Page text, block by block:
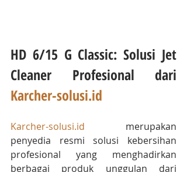
HD 6/15 G Classic: Solusi Jet
Karcher-solusi.id
Karcher-solusi.id merupakan
penyedia resmi solusi kebersihan
profesional yang menghadirkan